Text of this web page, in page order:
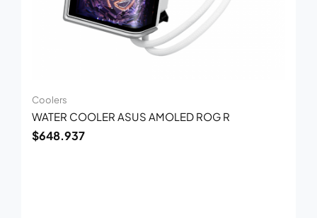
Coolers
WATER COOLER ASUS AMOLED ROG R
$648.937